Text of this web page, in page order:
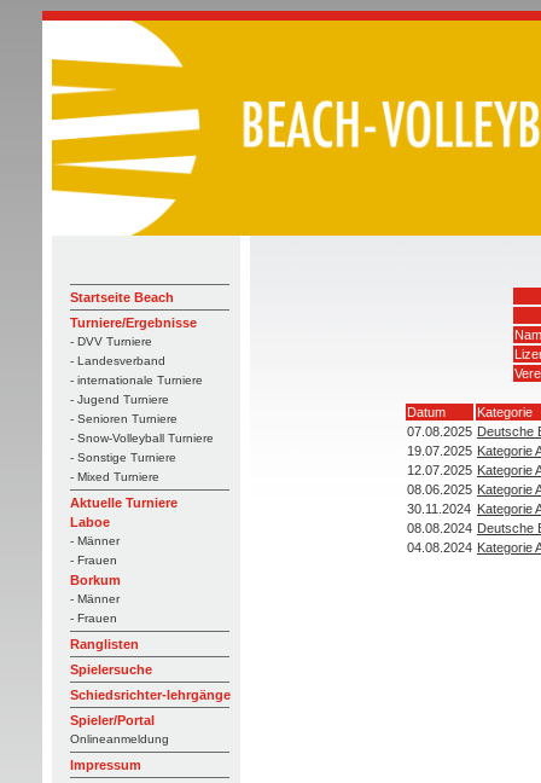
Startseite Beach
Turniere/Ergebnisse
- DVV Turniere
- Landesverband
- internationale Turniere
- Jugend Turniere
- Senioren Turniere
- Snow-Volleyball Turniere
- Sonstige Turniere
- Mixed Turniere
Aktuelle Turniere
Laboe
- Männer
- Frauen
Borkum
- Männer
- Frauen
Ranglisten
Spielersuche
Schiedsrichter-lehrgänge
Spieler/Portal
Onlineanmeldung
Impressum
Datum
Kategorie
07.08.2025 Deutsche
19.07.2025 Kategorie
12.07.2025 Kategorie
08.06.2025 Kategorie
30.11.2024 Kategorie
08.08.2024 Deutsche
04.08.2024 Kategorie